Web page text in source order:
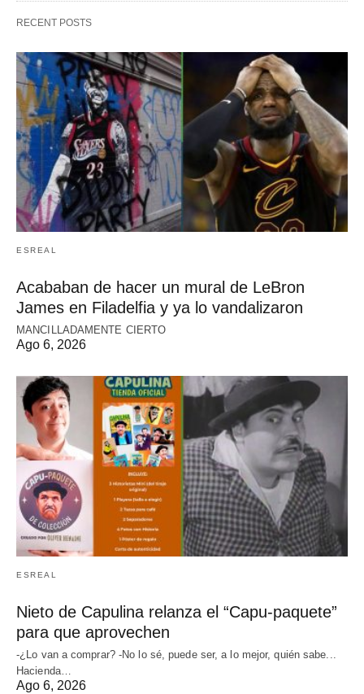
RECENT POSTS
ESREAL
Acababan de hacer un mural de LeBron
James en Filadelfia y ya lo vandalizaron
MANCILLADAMENTE CIERTO
Ago 6, 2026
ESREAL
Nieto de Capulina relanza el “Capu-paquete”
para que aprovechen
-¿Lo van a comprar? -No lo sé, puede ser, a lo mejor, quién sabe...
Hacienda…
Ago 6, 2026